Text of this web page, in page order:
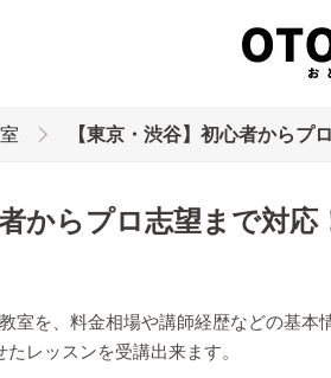
【東京・渋谷】初心者から
者からプロ志望まで対
室を、料金相場や講師経歴などの基本
レッスンを受講出来ます。